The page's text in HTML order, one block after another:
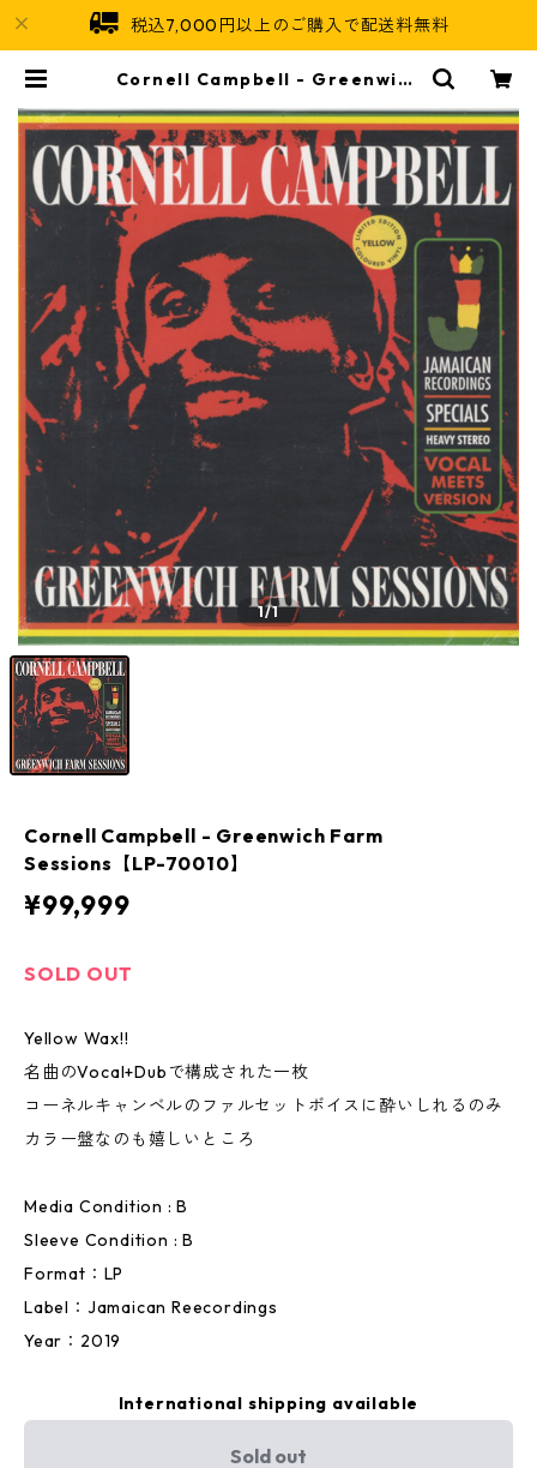
税込7,000円以上のご購入で配送料無料
Cornell Campbell - Greenwich
amaican Soul
1/1
Cornell Campbell - Greenwich Farm
Sessions【LP-70010】
¥99,999
SOLD OUT
Yellow Wax!!
名曲のVocal+Dubで構成された一枚
コーネルキャンベルのファルセットボイスに酔いしれるのみ
カラー盤なのも嬉しいところ
Media Condition : B
Sleeve Condition : B
Format：LP
Label：Jamaican Reecordings
Year：2019
International shipping available
Sold out